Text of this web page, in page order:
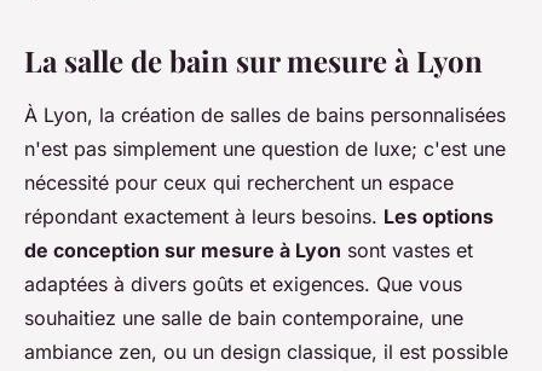
La salle de bain sur mesure à Lyon
À Lyon, la création de salles de bains personnalisées
n'est pas simplement une question de luxe; c'est une
nécessité pour ceux qui recherchent un espace
répondant exactement à leurs besoins. Les options
de conception sur mesure à Lyon sont vastes et
adaptées à divers goûts et exigences. Que vous
souhaitiez une salle de bain contemporaine, une
ambiance zen, ou un design classique, il est possible